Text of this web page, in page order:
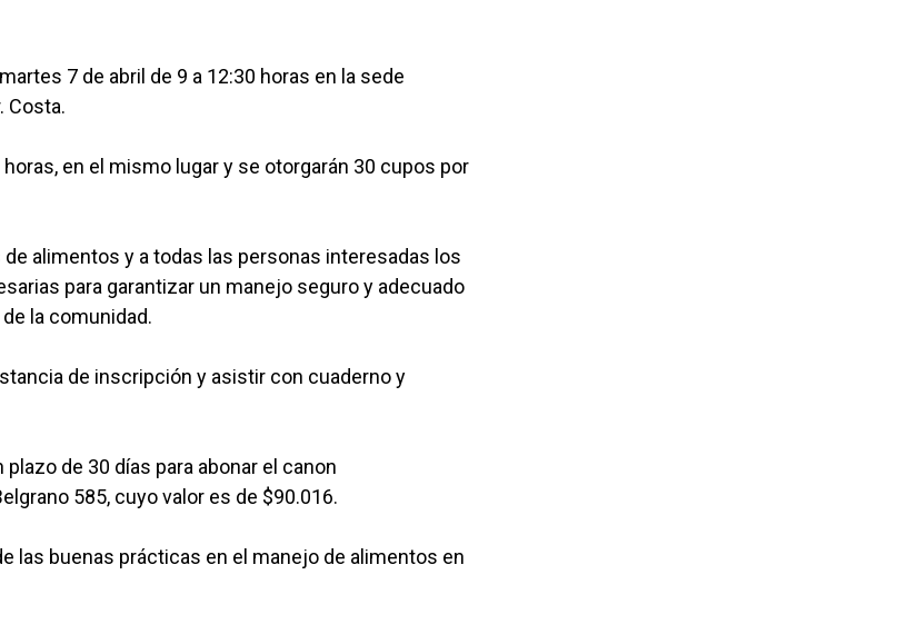
7 de abril de 9 a 12:30 horas en la sede
Costa.
en el mismo lugar y se otorgarán 30 cupos por
alimentos y a todas las personas interesadas los
para garantizar un manejo seguro y adecuado
la comunidad.
de inscripción y asistir con cuaderno y
de 30 días para abonar el canon
585, cuyo valor es de $90.016.
las buenas prácticas en el manejo de alimentos en